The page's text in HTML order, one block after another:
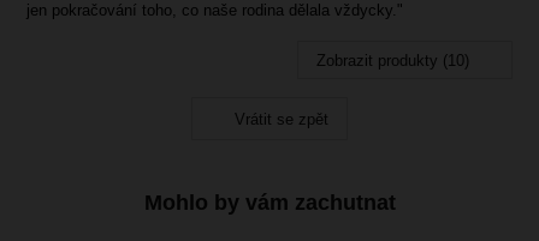
jen pokračování toho, co naše rodina dělala vždycky."
Zobrazit produkty (10)
Vrátit se zpět
Mohlo by vám zachutnat